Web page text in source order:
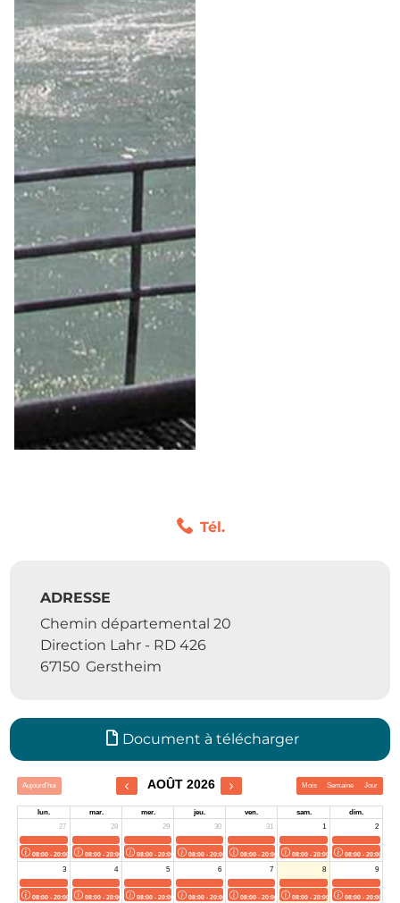
Tél.
ADRESSE
Chemin départemental 20
Direction Lahr - RD 426
67150 Gerstheim
Document à télécharger